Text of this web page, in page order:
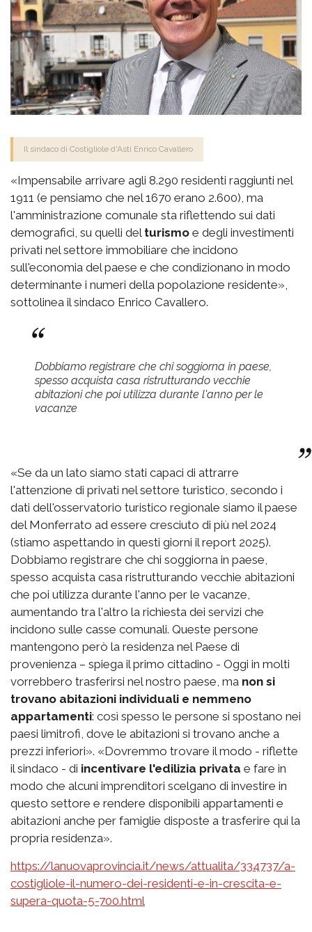
Il sindaco di Costigliole d'Asti Enrico Cavallero
«Impensabile arrivare agli 8.290 residenti raggiunti nel
1911 (e pensiamo che nel 1670 erano 2.600), ma
l'amministrazione comunale sta riflettendo sui dati
demografici, su quelli del turismo e degli investimenti
privati nel settore immobiliare che incidono
sull'economia del paese e che condizionano in modo
determinante i numeri della popolazione residente»,
sottolinea il sindaco Enrico Cavallero.
Dobbiamo registrare che chi soggiorna in paese,
spesso acquista casa ristrutturando vecchie
abitazioni che poi utilizza durante l'anno per le
vacanze
«Se da un lato siamo stati capaci di attrarre
l'attenzione di privati nel settore turistico, secondo i
dati dell'osservatorio turistico regionale siamo il paese
del Monferrato ad essere cresciuto di più nel 2024
(stiamo aspettando in questi giorni il report 2025).
Dobbiamo registrare che chi soggiorna in paese,
spesso acquista casa ristrutturando vecchie abitazioni
che poi utilizza durante l'anno per le vacanze,
aumentando tra l'altro la richiesta dei servizi che
incidono sulle casse comunali. Queste persone
mantengono però la residenza nel Paese di
provenienza – spiega il primo cittadino - Oggi in molti
vorrebbero trasferirsi nel nostro paese, ma non si
trovano abitazioni individuali e nemmeno
appartamenti: così spesso le persone si spostano nei
paesi limitrofi, dove le abitazioni si trovano anche a
prezzi inferiori». «Dovremmo trovare il modo - riflette
il sindaco - di incentivare l'edilizia privata e fare in
modo che alcuni imprenditori scelgano di investire in
questo settore e rendere disponibili appartamenti e
abitazioni anche per famiglie disposte a trasferire qui la
propria residenza».
https://lanuovaprovincia.it/news/attualita/334737/a-
costigliole-il-numero-dei-residenti-e-in-crescita-e-
supera-quota-5-700.html